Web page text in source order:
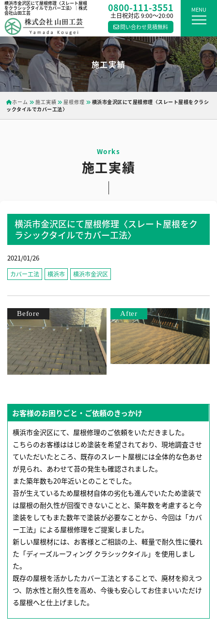
横浜市金沢区にて屋根修理〈スレート屋根
をクラシックタイルでカバー工法〉｜株式
会社山田工芸 0800-111-3551
土日祝対応 9:00〜20:00
問い合わせ見積無料
MENU
施工実績
ホーム 施工実績 屋根修理
横浜市金沢区にて屋根修理〈スレート屋根をクラシ
ックタイルでカバー工法〉
施工実績
横浜市金沢区にて屋根修理〈スレート屋根をク
ラシックタイルでカバー工法〉
2021/01/26
カバー工法 横浜市 横浜市金沢区
お客様のお困りごと・ご依頼のきっかけ
横浜市金沢区にて、屋根修理のご依頼をいただきました。
こちらのお客様ははじめ塗装を希望されており、現地調査させ
ていただいたところ、既存のスレート屋根には全体的な色あせ
が見られ、あわせて苔の発生も確認されました。
また築年数も20年近いとのことでした。
苔が生えているため屋根材自体の劣化も進んでいたため塗装で
は屋根の耐久性が回復できないことと、築年数を考慮すると今
塗装をしてもまた数年で塗装が必要なことから、今回は「カバ
ー工法」による屋根修理をご提案しました。
新しい屋根材には、お客様とご相談の上、軽量で耐久性に優れ
た「ディーズルーフィング クラシックタイル」を使用しまし
た。
既存の屋根を活かしたカバー工法とすることで、廃材を抑えつ
つ、防水性と耐久性を高め、今後も安心してお住まいいただけ
る屋根へと仕上げました。